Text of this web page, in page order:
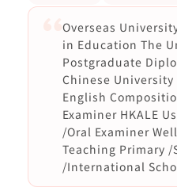
Overseas
in Education The
Postgraduate
Chinese University
English
Examiner HKALE
/Oral Examiner
Teaching Primary /
/International